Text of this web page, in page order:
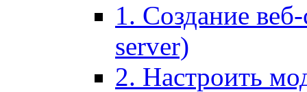
1. Создание
server)
2. Настроить